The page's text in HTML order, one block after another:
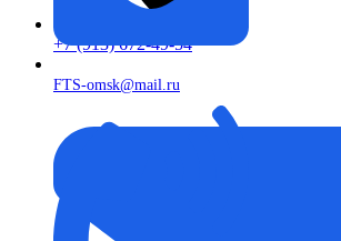
+7 (913) 672-49-54
FTS-omsk@mail.ru